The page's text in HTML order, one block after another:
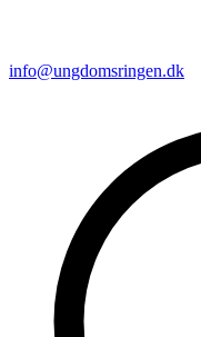
info@ungdomsringen.dk